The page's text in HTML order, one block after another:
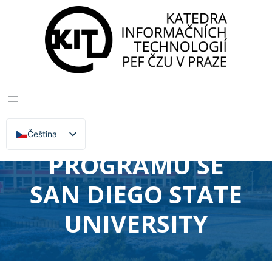
Čeština
English
informačních technologií
Zprávy, Akce,
PROBĚHL DRUHÝ
ODBORNÉHO
PROGRAMU SE
SAN DIEGO STATE
UNIVERSITY